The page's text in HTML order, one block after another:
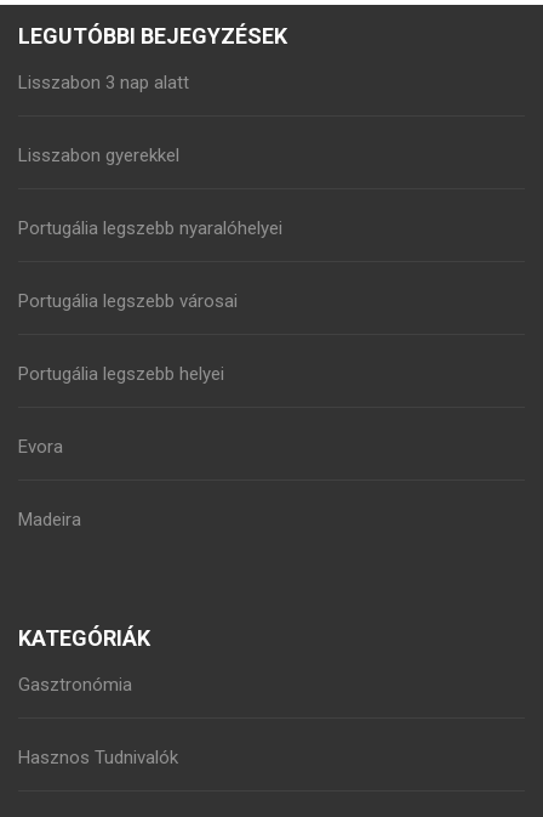
LEGUTÓBBI BEJEGYZÉSEK
Lisszabon 3 nap alatt
Lisszabon gyerekkel
Portugália legszebb nyaralóhelyei
Portugália legszebb városai
Portugália legszebb helyei
Evora
Madeira
KATEGÓRIÁK
Gasztronómia
Hasznos Tudnivalók